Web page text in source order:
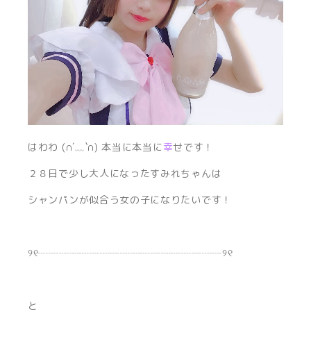
はわわ (∩´﹏`∩) 本当に本当に幸せです！
２８日で少し大人になったすみれちゃんは
シャンパンが似合う女の子になりたいです！
୨୧┈┈┈┈┈┈┈┈┈┈┈┈┈┈┈┈┈┈୨୧
と